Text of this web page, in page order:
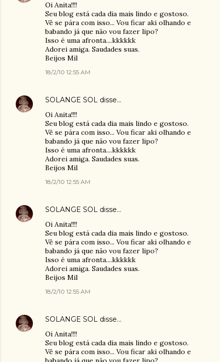
Oi Anita!!!!
Seu blog está cada dia mais lindo e gostoso.
Vê se pára com isso... Vou ficar aki olhando e
babando já que não vou fazer lipo?
Isso é uma afronta....kkkkkk
Adorei amiga. Saudades suas.
Beijos Mil
18/2/10 12:55 AM
SOLANGE SOL disse…
Oi Anita!!!!
Seu blog está cada dia mais lindo e gostoso.
Vê se pára com isso... Vou ficar aki olhando e
babando já que não vou fazer lipo?
Isso é uma afronta....kkkkkk
Adorei amiga. Saudades suas.
Beijos Mil
18/2/10 12:55 AM
SOLANGE SOL disse…
Oi Anita!!!!
Seu blog está cada dia mais lindo e gostoso.
Vê se pára com isso... Vou ficar aki olhando e
babando já que não vou fazer lipo?
Isso é uma afronta....kkkkkk
Adorei amiga. Saudades suas.
Beijos Mil
18/2/10 12:55 AM
SOLANGE SOL disse…
Oi Anita!!!!
Seu blog está cada dia mais lindo e gostoso.
Vê se pára com isso... Vou ficar aki olhando e